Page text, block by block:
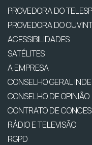
PROVEDORA DO
PROVEDORA DO
ACESSIBILIDADES
SATÉLITES
A EMPRESA
CONSELHO GERAL
CONSELHO DE OPINIÃO
CONTRATO DE
RÁDIO E TELEVISÃO
RGPD